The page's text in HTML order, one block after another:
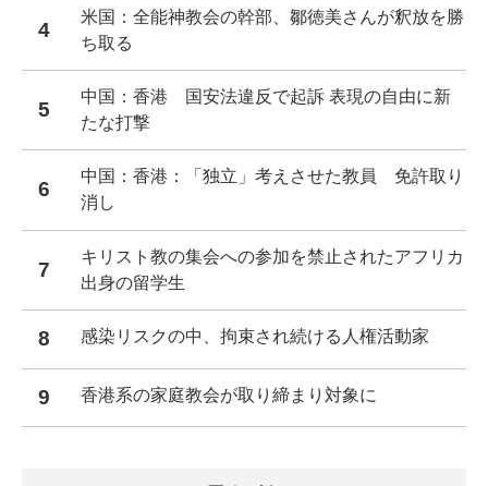
4
米国：全能神教会の幹部、鄒徳美さんが釈放を勝
ち取る
5
中国：香港 国安法違反で起訴 表現の自由に新
たな打撃
6
中国：香港：「独立」考えさせた教員 免許取り
消し
7
キリスト教の集会への参加を禁止されたアフリカ
出身の留学生
8 感染リスクの中、拘束され続ける人権活動家
9 香港系の家庭教会が取り締まり対象に